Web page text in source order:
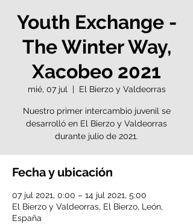
Youth Exchange -
The Winter Way,
Xacobeo 2021
mié, 07 jul
  |
El Bierzo y Valdeorras
Nuestro primer intercambio juvenil se
desarrolló en El Bierzo y Valdeorras
durante julio de 2021.
Fecha y ubicación
07 jul 2021, 0:00 – 14 jul 2021, 5:00
El Bierzo y Valdeorras, El Bierzo, León,
España